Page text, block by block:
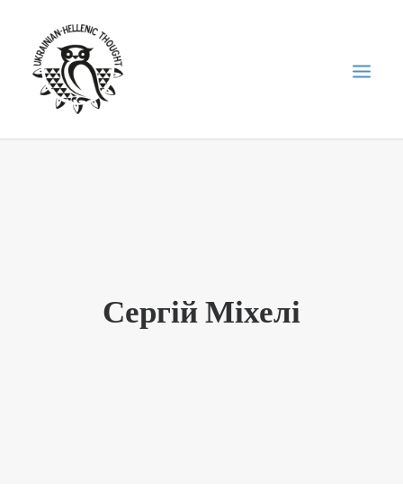
“ВІСНИК”/”ΑΓΓΕΛΙΑΦΌΡΟΣ”
Сергій Міхелі